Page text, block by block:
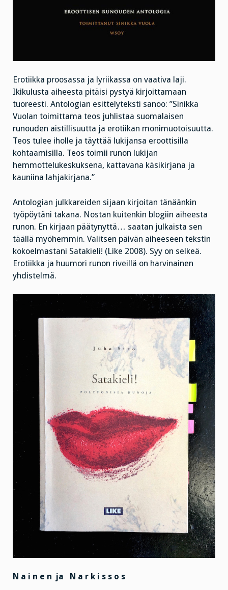
Erotiikka proosassa ja lyriikassa on vaativa laji.
Ikikulusta aiheesta pitäisi pystyä kirjoittamaan
tuoreesti. Antologian esittelyteksti sanoo: ”Sinikka
Vuolan toimittama teos juhlistaa suomalaisen
runouden aistillisuutta ja erotiikan monimuotoisuutta.
Teos tulee iholle ja täyttää lukijansa eroottisilla
kohtaamisilla. Teos toimii runon lukijan
hemmottelukeskuksena, kattavana käsikirjana ja
kauniina lahjakirjana.”
Antologian julkkareiden sijaan kirjoitan tänäänkin
työpöytäni takana. Nostan kuitenkin blogiin aiheesta
runon. En kirjaan päätynyttä… saatan julkaista sen
täällä myöhemmin. Valitsen päivän aiheeseen tekstin
kokoelmastani Satakieli! (Like 2008). Syy on selkeä.
Erotiikka ja huumori runon riveillä on harvinainen
yhdistelmä.
N a i n e n ja N a r k i s s o s